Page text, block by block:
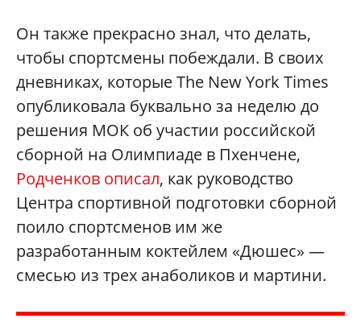
Он также прекрасно знал, что делать,
чтобы спортсмены побеждали. В своих
дневниках, которые The New York Times
опубликовала буквально за неделю до
решения МОК об участии российской
сборной на Олимпиаде в Пхенчене,
Родченков описал, как руководство
Центра спортивной подготовки сборной
поило спортсменов им же
разработанным коктейлем «Дюшес» —
смесью из трех анаболиков и мартини.